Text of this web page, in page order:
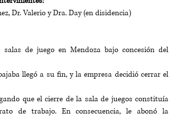
Dr. Valerio y Dra. Day (en disidencia)
de juego en Mendoza bajo concesión del
llegó a su fin, y la empresa decidió cerrar el
que el cierre de la sala de juegos constituía
de trabajo. En consecuencia, le abonó la